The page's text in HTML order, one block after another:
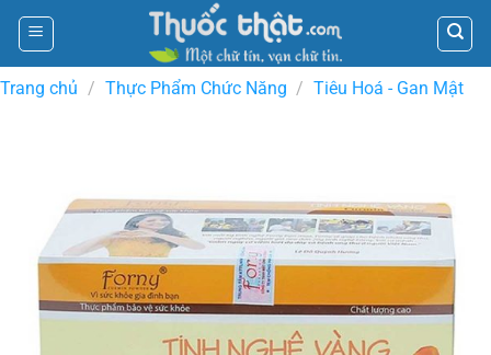
Skip
content
Trang chủ / Thực Phẩm Chức Năng / Tiêu Hoá - Gan Mật